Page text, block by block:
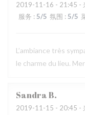
2019-11-16 - 21:45 -
服务 : 5/5 氛围 : 5/5
L’ambiance très
le charme du lieu.
SandraB
2019-11-15 - 20:45 -